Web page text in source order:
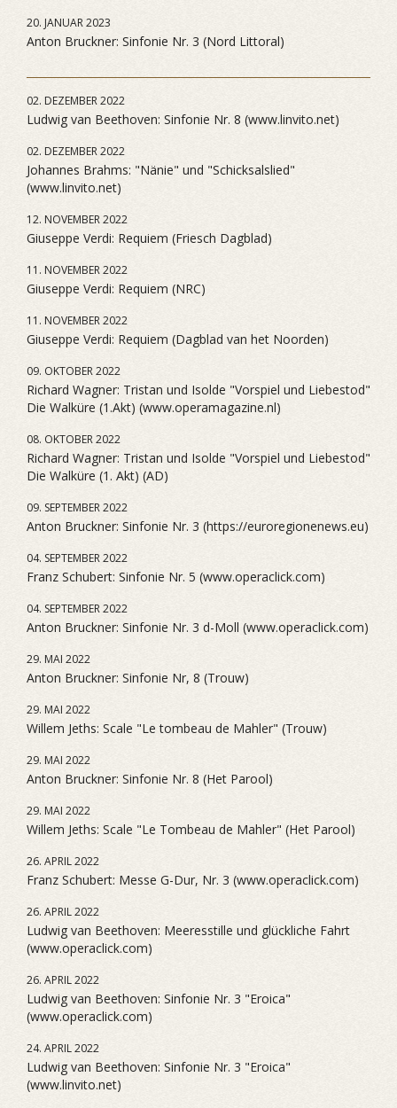
20. JANUAR 2023
Anton Bruckner: Sinfonie Nr. 3 (Nord Littoral)
02. DEZEMBER 2022
Ludwig van Beethoven: Sinfonie Nr. 8 (www.linvito.net)
02. DEZEMBER 2022
Johannes Brahms: "Nänie" und "Schicksalslied"
(www.linvito.net)
12. NOVEMBER 2022
Giuseppe Verdi: Requiem (Friesch Dagblad)
11. NOVEMBER 2022
Giuseppe Verdi: Requiem (NRC)
11. NOVEMBER 2022
Giuseppe Verdi: Requiem (Dagblad van het Noorden)
09. OKTOBER 2022
Richard Wagner: Tristan und Isolde "Vorspiel und Liebestod"
Die Walküre (1.Akt) (www.operamagazine.nl)
08. OKTOBER 2022
Richard Wagner: Tristan und Isolde "Vorspiel und Liebestod"
Die Walküre (1. Akt) (AD)
09. SEPTEMBER 2022
Anton Bruckner: Sinfonie Nr. 3 (https://euroregionenews.eu)
04. SEPTEMBER 2022
Franz Schubert: Sinfonie Nr. 5 (www.operaclick.com)
04. SEPTEMBER 2022
Anton Bruckner: Sinfonie Nr. 3 d-Moll (www.operaclick.com)
29. MAI 2022
Anton Bruckner: Sinfonie Nr, 8 (Trouw)
29. MAI 2022
Willem Jeths: Scale "Le tombeau de Mahler" (Trouw)
29. MAI 2022
Anton Bruckner: Sinfonie Nr. 8 (Het Parool)
29. MAI 2022
Willem Jeths: Scale "Le Tombeau de Mahler" (Het Parool)
26. APRIL 2022
Franz Schubert: Messe G-Dur, Nr. 3 (www.operaclick.com)
26. APRIL 2022
Ludwig van Beethoven: Meeresstille und glückliche Fahrt
(www.operaclick.com)
26. APRIL 2022
Ludwig van Beethoven: Sinfonie Nr. 3 "Eroica"
(www.operaclick.com)
24. APRIL 2022
Ludwig van Beethoven: Sinfonie Nr. 3 "Eroica"
(www.linvito.net)